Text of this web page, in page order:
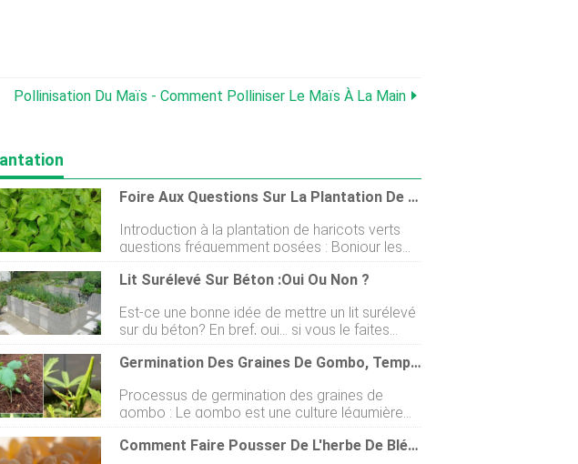
Pollinisation Du Maïs - Comment Polliniser Le Maïs À La Main
Foire Aux Questions Sur La Plantation De Haricots (FAQ)
Introduction à la plantation de haricots verts
questions fréquemment posées : Bonjour les
jardiniers, nous sommes ici avec un sujet utile
aujourdhui. Vous souhaitez faire pousser des
questions ou des doutes sur la culture de
haricots verts ? Eh bien, vous devrez suivre cet
article complet. Dans cet article, nous allons
mentionner quelques questions fréquemment
posées sur la plantation de haricots verts. Les
haricots verts sont les verts, jeune fruit de
Lit Surélevé Sur Béton :oui Ou Non ?
Est-ce une bonne idée de mettre un lit surélevé
sur du béton? En bref, oui… si vous le faites
correctement. Alors que la plupart des gens
choisissent de placer leurs lits surélevés
optent pour des cours arrière pavées. Cela est
particulièrement vrai dans les immeubles
locatifs, car il est plus facile à entretenir et ne
développe pas de mauvaises herbes ou ne
Germination Des Graines De Gombo, Temps, Température, Léger
Processus de germination des graines de
gombo : Le gombo est une culture légumière
populaire des pays tropicaux est également
une bonne source de glucides, protéine, fibre Comment Faire Pousser De L'herbe De Blé En Quelques Étapes Simples